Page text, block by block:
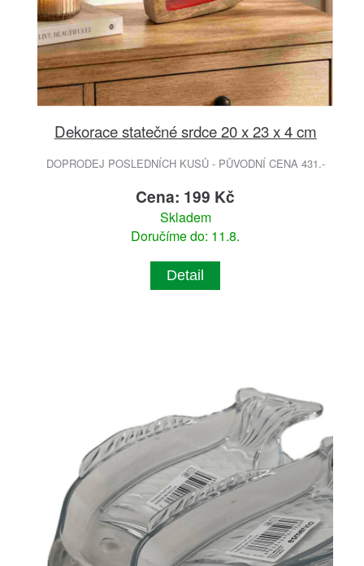
Dekorace statečné srdce 20 x 23 x 4 cm
DOPRODEJ POSLEDNÍCH KUSŮ - PŮVODNÍ CENA 431.-
Cena: 199 Kč
Skladem
Doručíme do: 11.8.
Detail